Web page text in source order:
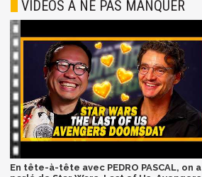
VIDÉOS À NE PAS MANQUER
En tête-à-tête avec PEDRO PASCAL, on a